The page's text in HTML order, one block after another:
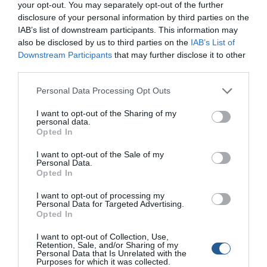
your opt-out. You may separately opt-out of the further
disclosure of your personal information by third parties on the
IAB’s list of downstream participants. This information may
also be disclosed by us to third parties on the IAB’s List of
Downstream Participants that may further disclose it to other
Personal Data Processing Opt Outs
I want to opt-out of the Sharing of my
personal data.
Opted In
I want to opt-out of the Sale of my
Personal Data.
Opted In
I want to opt-out of processing my
Personal Data for Targeted Advertising.
Opted In
I want to opt-out of Collection, Use,
Retention, Sale, and/or Sharing of my
Personal Data that Is Unrelated with the
Purposes for which it was collected.
O ψαροκυνηγός Νικόλας Χάρρις, έπιασε μια από τις
μεγαλύτερες σε βάρος συναγρίδες που έχουν αλιευθεί με
ψαροντούφεκο στη Χαλκιδική και μάλιστα σε πολυψαρεμένο
τόπο. Το ψάρι χτυπήθηκε με την τεχνική της στατικής
ενέδρας, όταν ο Νικόλας καταδύθηκε σε ένα αδιάφορο σημείο
του βυθού για να καρτερέψει, χωρίς προηγουμένως να έχει
δει κάτι που να τον […]